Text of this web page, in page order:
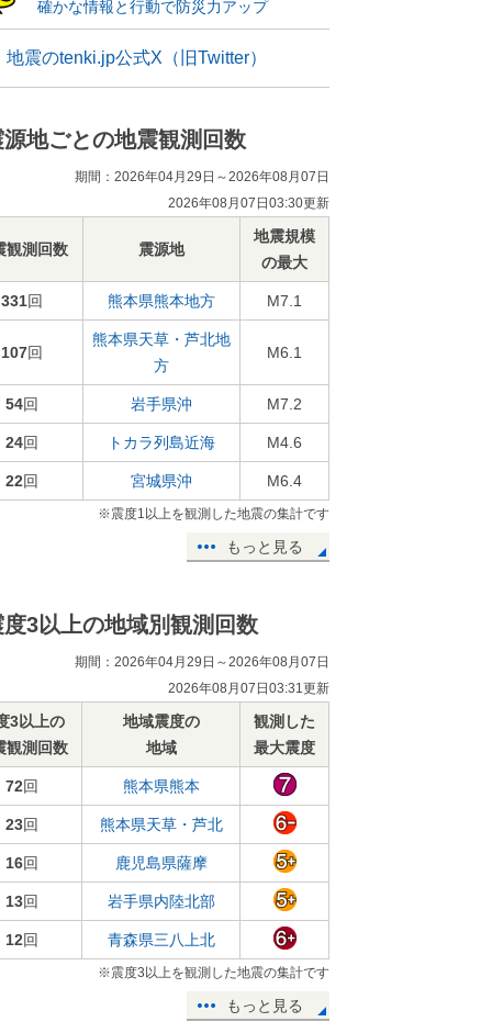
確かな情報と行動で防災力アップ
地震のtenki.jp公式X（旧Twitter）
源地ごとの地震観測回数
期間：2026年04月29日～2026年08月07日
2026年08月07日03:30更新
観測回数 震源地
地震規模
の最大
331回 熊本県熊本地方 M7.1
107回
熊本県天草・芦北地
方
M6.1
54回 岩手県沖 M7.2
24回 トカラ列島近海 M4.6
22回 宮城県沖 M6.4
※震度1以上を観測した地震の集計です
もっと見る
度3以上の地域別観測回数
期間：2026年04月29日～2026年08月07日
2026年08月07日03:31更新
3以上の
観測回数
地域震度の
地域
観測した
最大震度
72回 熊本県熊本
23回 熊本県天草・芦北
16回 鹿児島県薩摩
13回 岩手県内陸北部
12回 青森県三八上北
※震度3以上を観測した地震の集計です
もっと見る